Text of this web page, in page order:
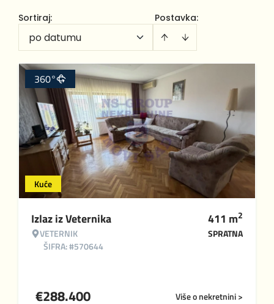
Postavka:
Sortiraj:
po datumu
Kuće
360°
Izlaz iz Veternika
VETERNIK
ŠIFRA: #570644
411 m2
SPRATNA
Više o nekretnini >
€288.400